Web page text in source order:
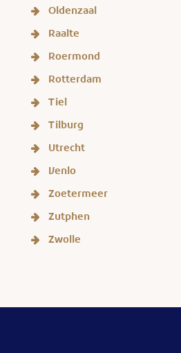
Oldenzaal
Raalte
Roermond
Rotterdam
Tiel
Tilburg
Utrecht
Venlo
Zoetermeer
Zutphen
Zwolle